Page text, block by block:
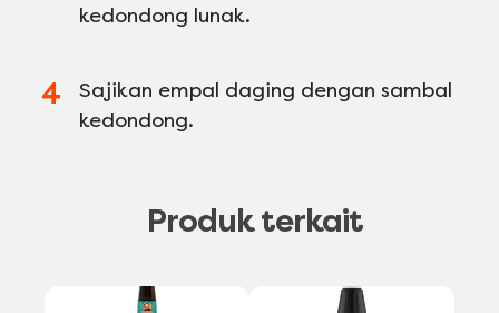
kedondong lunak.
Sajikan empal daging dengan sambal
kedondong.
Produk terkait